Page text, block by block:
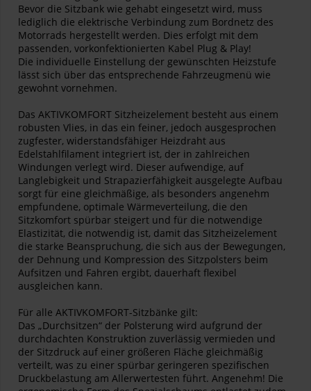
Bevor die Sitzbank wie gehabt eingesetzt wird, muss
lediglich die elektrische Verbindung zum Bordnetz des
Motorrads hergestellt werden. Dies erfolgt mit dem
passenden, vorkonfektionierten Kabel Plug & Play!
Die individuelle Einstellung der gewünschten Heizstufe
lässt sich über das entsprechende Fahrzeugmenü wie
gewohnt vornehmen.
Das AKTIVKOMFORT Sitzheizelement besteht aus einem
robusten Vlies, in das ein feiner, jedoch ausgesprochen
zugfester, widerstandsfähiger Heizdraht aus
Edelstahlfilament integriert ist, der in zahlreichen
Windungen verlegt wird. Dieser aufwendige, auf
Langlebigkeit und Strapazierfähigkeit ausgelegte Aufbau
sorgt für eine gleichmäßige, als besonders angenehm
empfundene, optimale Wärmeverteilung, die den
Sitzkomfort spürbar steigert und für die notwendige
Elastizität, die notwendig ist, damit das Sitzheizelement
die starke Beanspruchung, die sich aus der Bewegungen,
der Dehnung und Kompression des Sitzpolsters beim
Aufsitzen und Fahren ergibt, dauerhaft flexibel
ausgleichen kann.
Für alle AKTIVKOMFORT-Sitzbänke gilt:
Das „Durchsitzen“ der Polsterung wird aufgrund der
durchdachten Konstruktion zuverlässig vermieden und
der Sitzdruck auf einer größeren Fläche gleichmäßig
verteilt, was zu einer spürbar geringeren spezifischen
Druckbelastung am Allerwertesten führt. Angenehm! Die